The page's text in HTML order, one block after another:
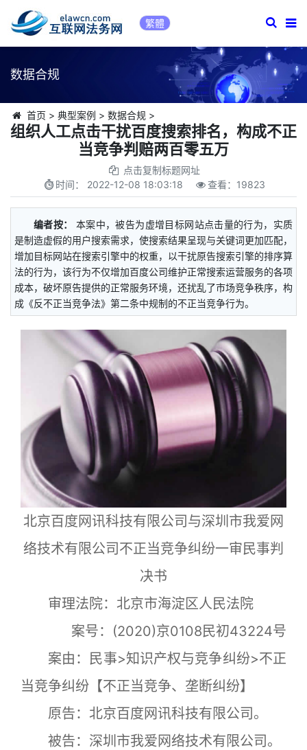
繁體
数据合规
首页 > 典型案例 > 数据合规 >
组织人工点击干扰百度搜索排名，构成不正
当竞争判赔两百零五万
点击复制标题网址
时间： 2022-12-08 18:03:18 查看： 19823
编者按：
本案中，被告为虚增目标网站点击量的行为，实质
是制造虚假的用户搜索需求，使搜索结果呈现与关键词更加匹配，
增加目标网站在搜索引擎中的权重，以干扰原告搜索引擎的排序算
法的行为，该行为不仅增加百度公司维护正常搜索运营服务的各项
成本，破坏原告提供的正常服务环境，还扰乱了市场竞争秩序，构
成《反不正当竞争法》第二条中规制的不正当竞争行为。
北京百度网讯科技有限公司与深圳市我爱网
络技术有限公司不正当竞争纠纷一审民事判
决书
审理法院：北京市海淀区人民法院
案号：(2020)京0108民初43224号
案由：民事>知识产权与竞争纠纷>不正
当竞争纠纷【不正当竞争、垄断纠纷】
原告：北京百度网讯科技有限公司。
被告：深圳市我爱网络技术有限公司。